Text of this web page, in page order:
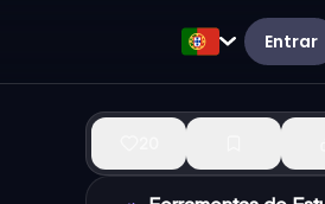
Entrar